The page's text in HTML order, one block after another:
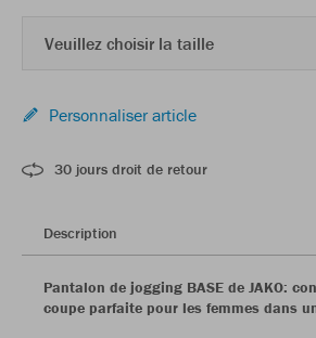
Veuillez choisir la taille
Personnaliser article
30 jours droit de retour
Description
Pantalon de jogging BASE de JAKO:
coupe parfaite pour les femmes dans